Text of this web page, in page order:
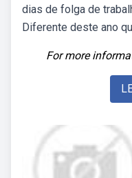
dias de folga de
Diferente deste ano
For more